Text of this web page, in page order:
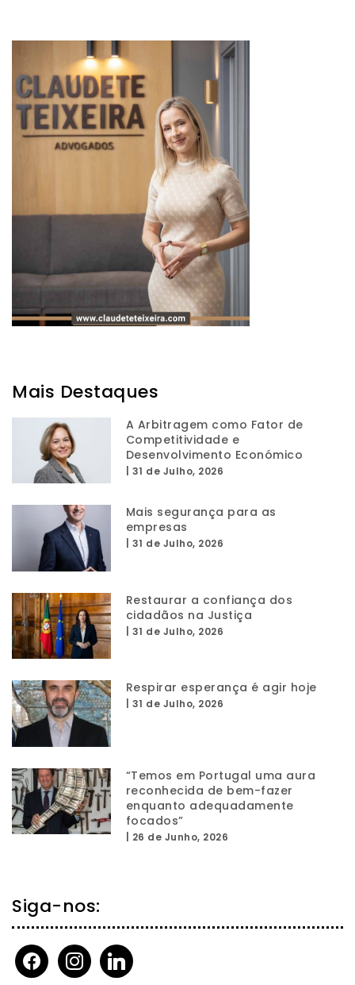
Mais Destaques
A Arbitragem como Fator de
Competitividade e
Desenvolvimento Económico
31 de Julho, 2026
Mais segurança para as
empresas
31 de Julho, 2026
Restaurar a confiança dos
cidadãos na Justiça
31 de Julho, 2026
Respirar esperança é agir hoje
31 de Julho, 2026
“Temos em Portugal uma aura
reconhecida de bem-fazer
enquanto adequadamente
focados”
26 de Junho, 2026
Siga-nos:
facebookinstagramlinkedin